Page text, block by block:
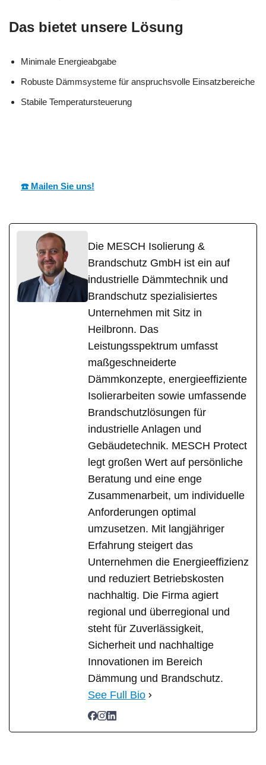
Das bietet unsere Lösung
Minimale Energieabgabe
Robuste Dämmsysteme für anspruchsvolle Einsatzbereiche
Stabile Temperatursteuerung
☎️ Mailen Sie uns!
Die MESCH Isolierung &
Brandschutz GmbH ist ein auf
industrielle Dämmtechnik und
Brandschutz spezialisiertes
Unternehmen mit Sitz in
Heilbronn. Das
Leistungsspektrum umfasst
maßgeschneiderte
Dämmkonzepte, energieeffiziente
Isolierarbeiten sowie umfassende
Brandschutzlösungen für
industrielle Anlagen und
Gebäudetechnik. MESCH Protect
legt großen Wert auf persönliche
Beratung und eine enge
Zusammenarbeit, um individuelle
Anforderungen optimal
umzusetzen. Mit langjähriger
Erfahrung steigert das
Unternehmen die Energieeffizienz
und reduziert Betriebskosten
nachhaltig. Die Firma agiert
regional und überregional und
steht für Zuverlässigkeit,
Sicherheit und nachhaltige
Innovationen im Bereich
Dämmung und Brandschutz.
See Full Bio